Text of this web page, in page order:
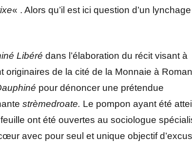
« . Alors qu’il est ici question d’un
Libéré dans l’élaboration du récit visant à
de la cité de la Monnaie à
pour dénoncer une prétendue
strèmedroate. Le pompon ayant été
ont été ouvertes au sociologue
avec pour seul et unique objectif